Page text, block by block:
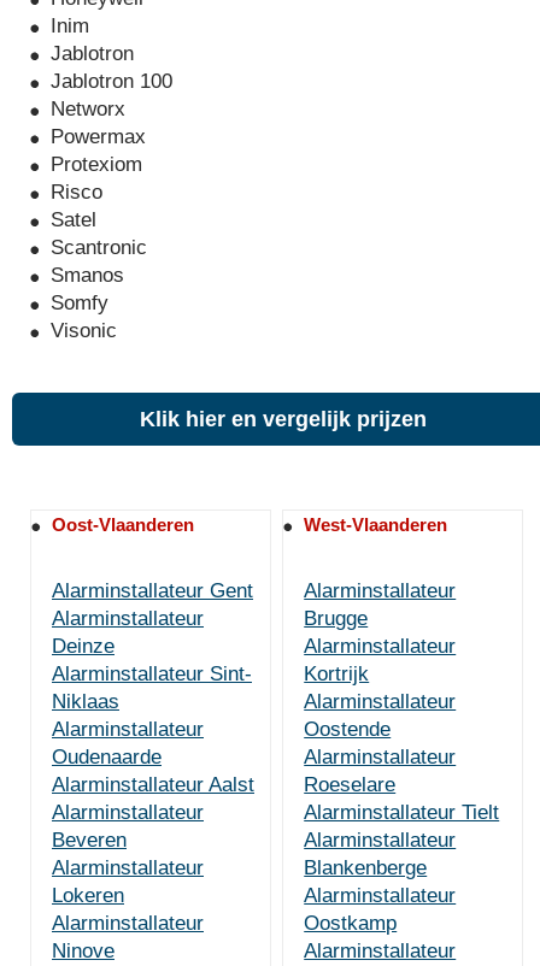
Inim
Jablotron
Jablotron 100
Networx
Powermax
Protexiom
Risco
Satel
Scantronic
Smanos
Somfy
Visonic
Klik hier en vergelijk prijzen
Oost-Vlaanderen
Alarminstallateur Gent
Alarminstallateur
Deinze
Alarminstallateur Sint-
Niklaas
Alarminstallateur
Oudenaarde
Alarminstallateur Aalst
Alarminstallateur
Beveren
Alarminstallateur
Lokeren
Alarminstallateur
Ninove
West-Vlaanderen
Alarminstallateur
Brugge
Alarminstallateur
Kortrijk
Alarminstallateur
Oostende
Alarminstallateur
Roeselare
Alarminstallateur Tielt
Alarminstallateur
Blankenberge
Alarminstallateur
Oostkamp
Alarminstallateur